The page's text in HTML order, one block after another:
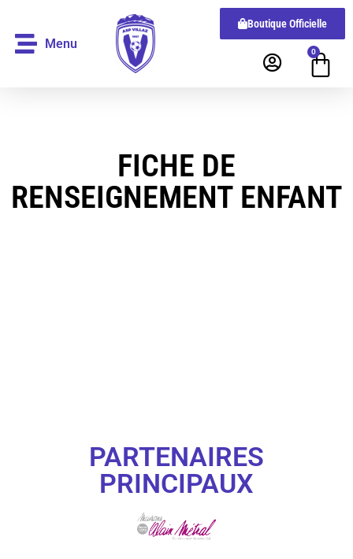
Menu
Boutique Officielle
0
FICHE DE
RENSEIGNEMENT ENFANT
PARTENAIRES
PRINCIPAUX